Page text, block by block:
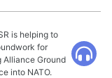
is helping to
for
Alliance Ground
into NATO.